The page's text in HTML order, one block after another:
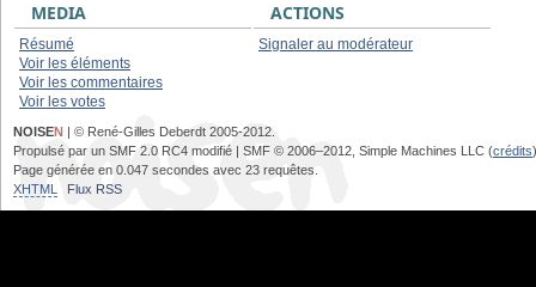
MEDIA
Résumé
Voir les éléments
Voir les commentaires
Voir les votes
ACTIONS
Signaler au modérateur
NOISEN | © René-Gilles Deberdt 2005-2012.
Propulsé par un SMF 2.0 RC4 modifié | SMF © 2006–2012, Simple Machines LLC (crédits)
Page générée en 0.047 secondes avec 23 requêtes.
XHTML
Flux RSS